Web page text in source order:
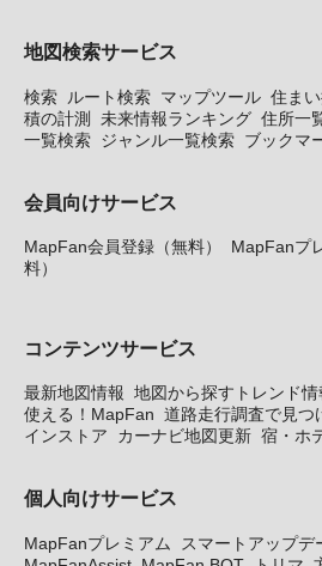
地図検索サービス
検索 ルート検索 マップツール 住ま
積の計測 未来情報ランキング 住所一
一覧検索 ジャンル一覧検索 ブックマ
会員向けサービス
MapFan会員登録（無料）
MapFanプ
料）
コンテンツサービス
最新地図情報 地図から探すトレンド情
使える！MapFan 道路走行調査で見つ
インストア
カーナビ地図更新 宿・ホ
個人向けサービス
MapFanプレミアム
スマートアップ